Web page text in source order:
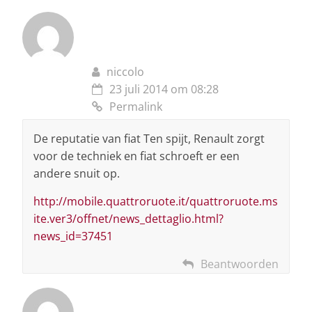
niccolo
23 juli 2014 om 08:28
Permalink
De reputatie van fiat Ten spijt, Renault zorgt
voor de techniek en fiat schroeft er een
andere snuit op.
http://mobile.quattroruote.it/quattroruote.ms
ite.ver3/offnet/news_dettaglio.html?
news_id=37451
Beantwoorden